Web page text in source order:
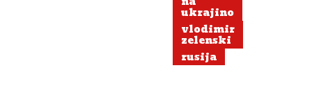
ukrajino
vlodimir
zelenski
rusija